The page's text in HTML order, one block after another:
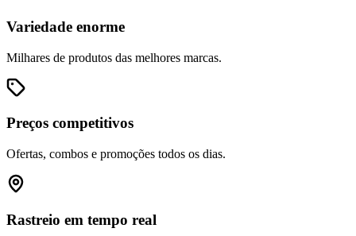
Variedade enorme
Milhares de produtos das melhores marcas.
Preços competitivos
Ofertas, combos e promoções todos os dias.
Rastreio em tempo real